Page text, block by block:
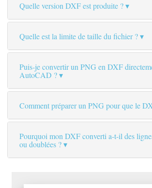
Quelle version DXF est produite ?
Quelle est la limite de taille du fichier ?
Puis-je convertir un PNG en DXF
AutoCAD ?
Comment préparer un PNG pour que le
Pourquoi mon DXF converti a-t-il des
ou doublées ?